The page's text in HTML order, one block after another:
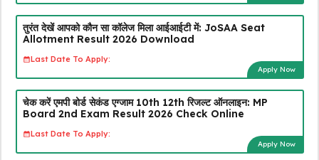
तुरंत देखें आपको कौन सा कॉलेज मिला आईआईटी में: JoSAA Seat
Allotment Result 2026 Download
Last Date To Apply:
Apply Now
चेक करें एमपी बोर्ड सेकंड एग्जाम 10th 12th रिजल्ट ऑनलाइन: MP
Board 2nd Exam Result 2026 Check Online
Last Date To Apply:
Apply Now